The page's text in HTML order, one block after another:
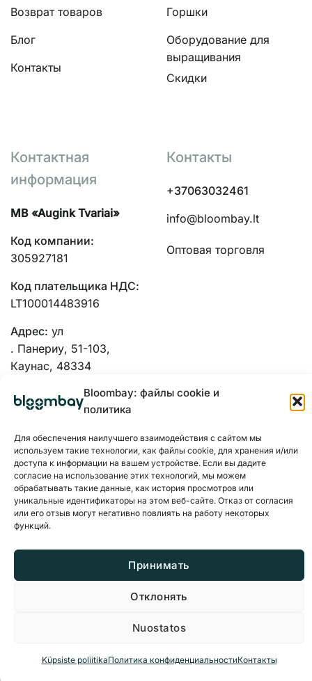
Bloombay: файлы cookie и
политика
Для обеспечения наилучшего взаимодействия с сайтом мы
используем такие технологии, как файлы cookie, для хранения и/или
доступа к информации на вашем устройстве. Если вы дадите
согласие на использование этих технологий, мы можем
обрабатывать такие данные, как история просмотров или
уникальные идентификаторы на этом веб-сайте. Отказ от согласия
или его отзыв могут негативно повлиять на работу некоторых
функций.
Принимать
Отклонять
Nuostatos
Küpsiste poliitikaПолитика конфиденциальностиКонтакты
Возврат товаров
Блог
Контакты
Горшки
Оборудование для
выращивания
Скидки
Контактная
информация
MB «Augink Tvariai»
Код компании:
305927181
Код плательщика НДС:
LT100014483916
Адрес: ул
. Панериу, 51-103,
Каунас, 48334
Контакты
+37063032461
info@bloombay.lt
Оптовая торговля
© 2026 BloomBay Все права защищены
Политика конфиденциальности